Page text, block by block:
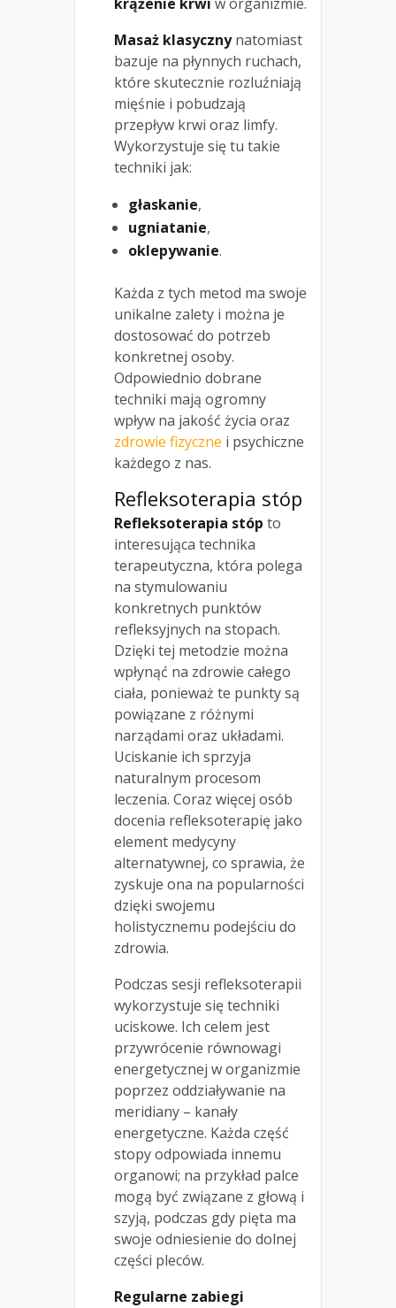
Masaż klasycznynatomiast
bazuje na płynnych ruchach,
które skutecznie rozluźniają
mięśnie i pobudzają
przepływ krwi oraz limfy.
Wykorzystuje się tu takie
techniki jak:
głaskanie,
ugniatanie,
oklepywanie.
Każda z tych metod ma swoje
unikalne zalety i można je
dostosować do potrzeb
konkretnej osoby.
Odpowiednio dobrane
techniki mają ogromny
wpływ na jakość życia oraz
zdrowie fizyczne i psychiczne
każdego z nas.
Refleksoterapia stóp
Refleksoterapia stóp to
interesująca technika
terapeutyczna, która polega
na stymulowaniu
konkretnych punktów
refleksyjnych na stopach.
Dzięki tej metodzie można
wpłynąć na zdrowie całego
ciała, ponieważ te punkty są
powiązane z różnymi
narządami oraz układami.
Uciskanie ich sprzyja
naturalnym procesom
leczenia. Coraz więcej osób
docenia refleksoterapię jako
element medycyny
alternatywnej, co sprawia, że
zyskuje ona na popularności
dzięki swojemu
holistycznemu podejściu do
zdrowia.
Podczas sesji refleksoterapii
wykorzystuje się techniki
uciskowe. Ich celem jest
przywrócenie równowagi
energetycznej w organizmie
poprzez oddziaływanie na
meridiany – kanały
energetyczne. Każda część
stopy odpowiada innemu
organowi; na przykład palce
mogą być związane z głową i
szyją, podczas gdy pięta ma
swoje odniesienie do dolnej
części pleców.
Regularne zabiegi